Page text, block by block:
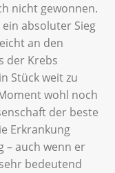
nicht gewonnen.
absoluter Sieg
an den
der Krebs
Stück weit zu
wohl noch
der beste
Erkrankung
– auch wenn er
bedeutend